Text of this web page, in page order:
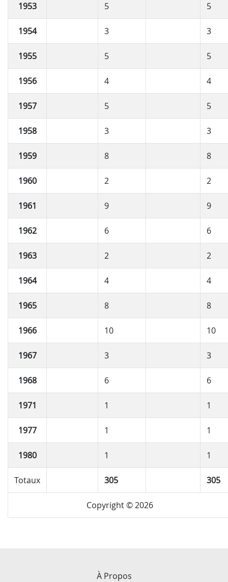
1953 5 5
1954 3 3
1955 5 5
1956 4 4
1957 5 5
1958 3 3
1959 8 8
1960 2 2
1961 9 9
1962 6 6
1963 2 2
1964 4 4
1965 8 8
1966 10 10
1967 3 3
1968 6 6
1971 1 1
1977 1 1
1980 1 1
Totaux 305 305
Copyright © 2026
À Propos